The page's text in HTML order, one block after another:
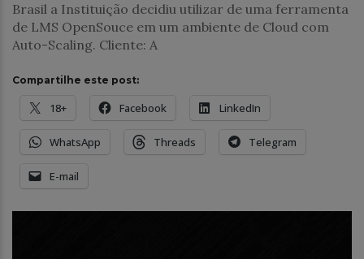
Brasil a Instituição decidiu utilizar de uma ferramenta
de LMS OpenSouce em um ambiente de Cloud com
Auto-Scaling. Cliente: A
Compartilhe este post:
18+ Facebook LinkedIn
WhatsApp Threads Telegram
E-mail